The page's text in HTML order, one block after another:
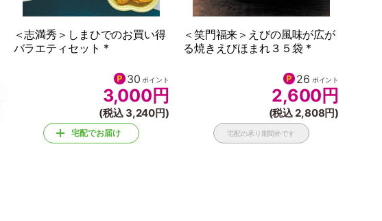
＜志満秀＞しまひでのお買い得
バラエティセット *
30 ポイント
3,000 円
(税込 3,240円)
宅配でお届け
＜笑門福来＞えびの風味が広が
る焼きえびほまれ３５袋 *
26 ポイント
2,600 円
(税込 2,808円)
宅配の承り期間外です